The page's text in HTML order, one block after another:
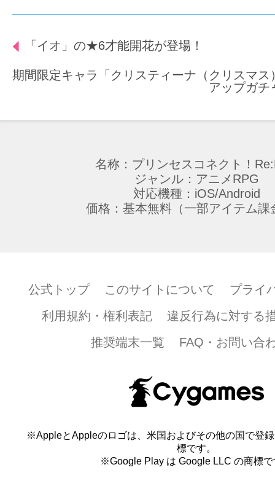
「イオ」の★6才能開花が登場！
期間限定キャラ「クリスティーナ（クリスマス
アップガチ
名称：プリンセスコネクト！
ジャンル：アニメRPG
対応機種：iOS/Android
価格：基本無料（一部アイテム課
公式トップ このサイトについて
プライ
利用規約・権利表記
違反行為に対する
推奨端末一覧
FAQ・お問い合
※AppleとAppleのロゴは、米国およびその他の国で登
標です。
※Google Play は Google LLC の商標で